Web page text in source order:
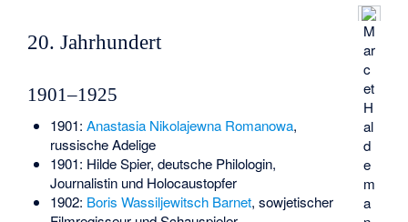
M
ar
c
et
H
al
d
e
m
a
20. Jahrhundert
1901–1925
1901: Anastasia Nikolajewna Romanowa,
russische Adelige
1901: Hilde Spier, deutsche Philologin,
Journalistin und Holocaustopfer
1902: Boris Wassiljewitsch Barnet, sowjetischer